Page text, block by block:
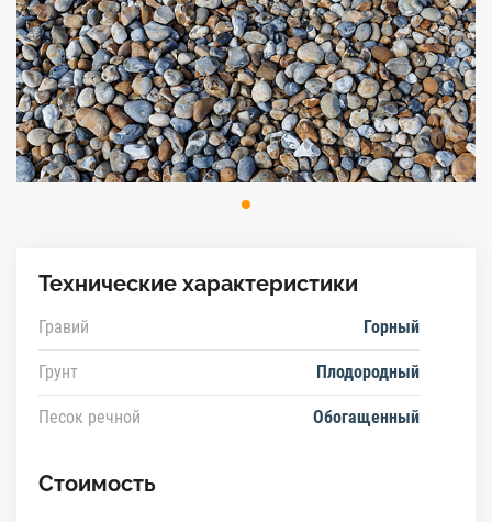
Технические характеристики
Гравий Горный
Грунт Плодородный
Песок речной Обогащенный
Стоимость